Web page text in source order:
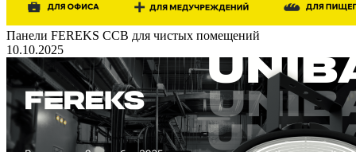
Панели FEREKS ССВ для чистых помещений
10.10.2025